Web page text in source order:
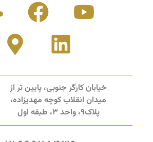
خیابان کارگر جنوبی، پایین تر از
میدان انقلاب کوچه مهدیزاده،
پلاک9، واحد 3، طبقه اول